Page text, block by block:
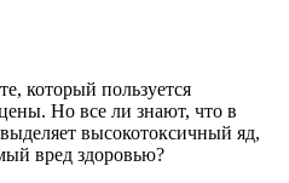
который пользуется
Но все ли знают, что в
высокотоксичный яд,
вред здоровью?